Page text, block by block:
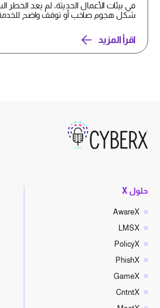
في بيئات الأعمال الحديثة، لم يعد الخطر
شكل هجوم صاخب أو توقف واضح للخدمة.
اقرأ المزيد
حلول X
AwareX
LMSX
PolicyX
PhishX
GameX
CntntX